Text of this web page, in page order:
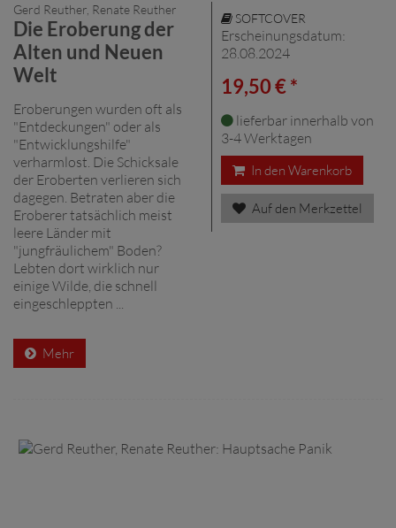
Gerd Reuther, Renate Reuther
Die Eroberung der
Alten und Neuen
Welt
Eroberungen wurden oft als
"Entdeckungen" oder als
"Entwicklungshilfe"
verharmlost. Die Schicksale
der Eroberten verlieren sich
dagegen. Betraten aber die
Eroberer tatsächlich meist
leere Länder mit
"jungfräulichem" Boden?
Lebten dort wirklich nur
einige Wilde, die schnell
eingeschleppten ...
Mehr
SOFTCOVER
Erscheinungsdatum:
28.08.2024
19,50 € *
lieferbar innerhalb von
3-4 Werktagen
In den Warenkorb
Auf den Merkzettel